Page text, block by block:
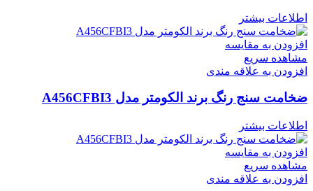
اطلاعات بیشتر
افزودن به مقایسه
مشاهده سریع
افزودن به علاقه مندی
ضخامت سنج رنگ برند الکومتر مدل A456CFBI3
اطلاعات بیشتر
افزودن به مقایسه
مشاهده سریع
افزودن به علاقه مندی